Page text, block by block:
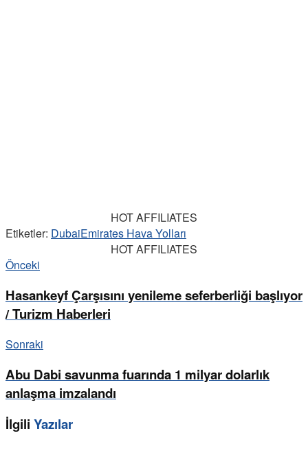
HOT AFFILIATES
Etiketler: DubaiEmirates Hava Yolları
HOT AFFILIATES
Önceki
Hasankeyf Çarşısını yenileme seferberliği başlıyor
/ Turizm Haberleri
Sonraki
Abu Dabi savunma fuarında 1 milyar dolarlık
anlaşma imzalandı
İlgili Yazılar